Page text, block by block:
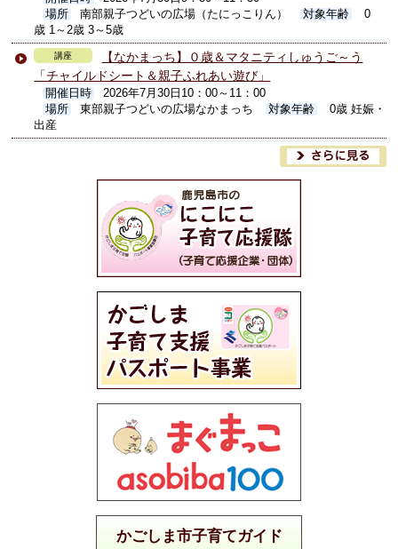
場所
南部親子つどいの広場（たにっこりん） 対象年齢
0
歳 1～2歳 3～5歳
講座
【なかまっち】０歳＆マタニティしゅうご～う
「チャイルドシート＆親子ふれあい遊び」
開催日時
2026年7月30日10：00～11：00
場所
東部親子つどいの広場なかまっち 対象年齢
0歳 妊娠・
出産
かごしま市子育てガイド